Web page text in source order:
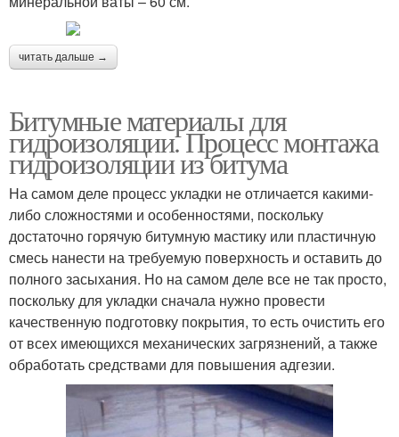
читать дальше →
Битумные материалы для
гидроизоляции. Процесс монтажа
гидроизоляции из битума
На самом деле процесс укладки не отличается какими-
либо сложностями и особенностями, поскольку
достаточно горячую битумную мастику или пластичную
смесь нанести на требуемую поверхность и оставить до
полного засыхания. Но на самом деле все не так просто,
поскольку для укладки сначала нужно провести
качественную подготовку покрытия, то есть очистить его
от всех имеющихся механических загрязнений, а также
обработать средствами для повышения адгезии.